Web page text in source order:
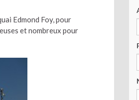
Edmond Foy, pour
et nombreux pour